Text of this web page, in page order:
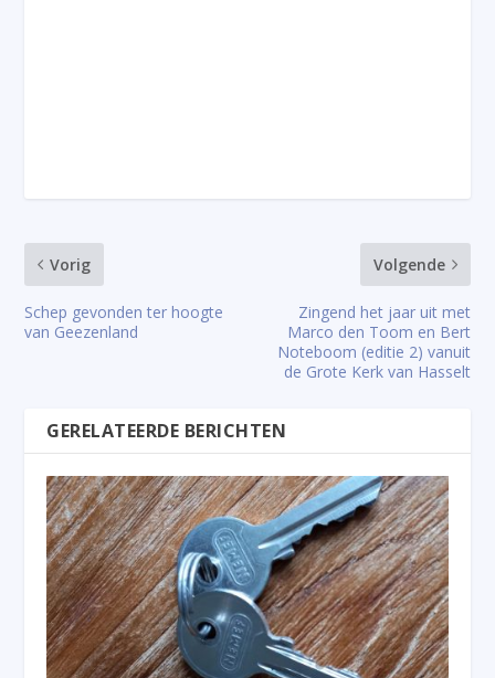
Vorig
Schep gevonden ter hoogte
van Geezenland
Volgende
Zingend het jaar uit met
Marco den Toom en Bert
Noteboom (editie 2) vanuit
de Grote Kerk van Hasselt
GERELATEERDE BERICHTEN